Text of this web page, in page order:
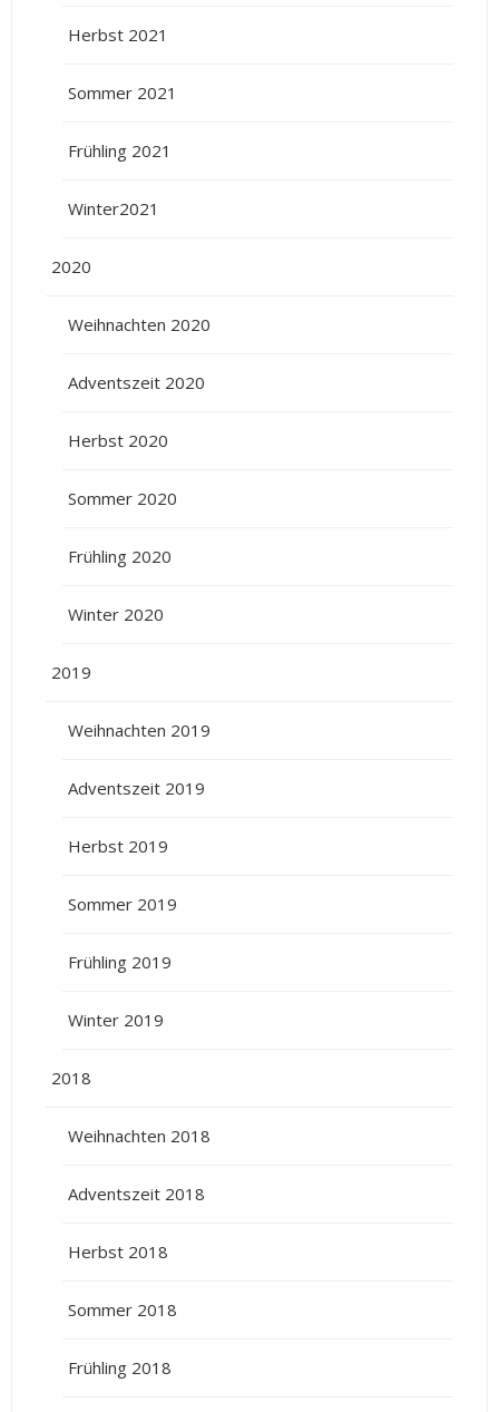
Herbst 2021
Sommer 2021
Frühling 2021
Winter2021
2020
Weihnachten 2020
Adventszeit 2020
Herbst 2020
Sommer 2020
Frühling 2020
Winter 2020
2019
Weihnachten 2019
Adventszeit 2019
Herbst 2019
Sommer 2019
Frühling 2019
Winter 2019
2018
Weihnachten 2018
Adventszeit 2018
Herbst 2018
Sommer 2018
Frühling 2018